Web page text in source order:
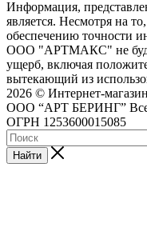
Информация,
является. Несмотря на
обеспечению точности
ООО "АРТМАКС" не
ущерб, включая
вытекающий из
2026 © Интернет-
ООО “АРТ БЕРИНГ” Все
ОГРН 1253600015085
Найти